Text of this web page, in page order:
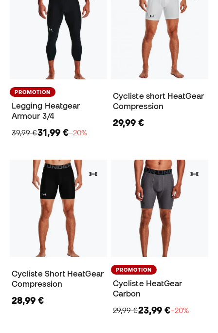
PROMOTION
Legging Heatgear
Armour 3/4
39,99 €31,99 €−20%
Cycliste short HeatGear
Compression
29,99 €
Cycliste Short HeatGear
Compression
28,99 €
PROMOTION
Cycliste HeatGear
Carbon
29,99 €23,99 €−20%